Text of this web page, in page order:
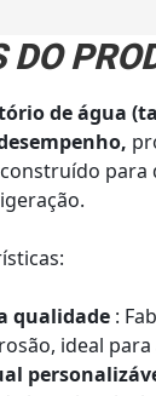
de água
para
qualidade:
ideal